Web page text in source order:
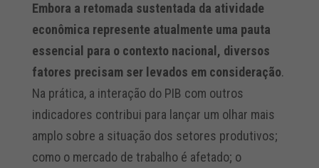
Embora a retomada sustentada da atividade
econômica represente atualmente uma pauta
essencial para o contexto nacional, diversos
fatores precisam ser levados em consideração.
Na prática, a interação do PIB com outros
indicadores contribui para lançar um olhar mais
amplo sobre a situação dos setores produtivos;
como o mercado de trabalho é afetado; o